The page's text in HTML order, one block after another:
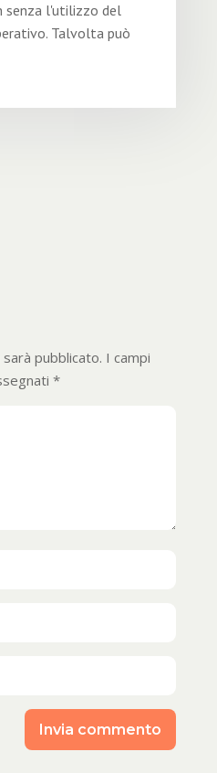
senza l'utilizzo del
Talvolta può
pubblicato. I campi
*
Invia commento